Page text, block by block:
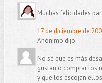
Muchas felicidades
17 de diciembre de
Anónimo dijo...
No sé que es más
gustan o comprar los
y que los escojan